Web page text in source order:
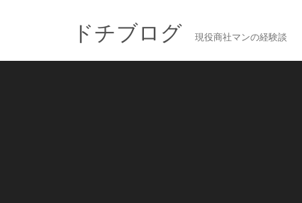
ドチブログ 現役商社マンの経験談